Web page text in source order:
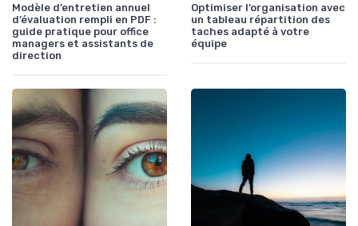
Modèle d’entretien annuel
d’évaluation rempli en PDF :
guide pratique pour office
managers et assistants de
direction
Optimiser l’organisation avec
un tableau répartition des
taches adapté à votre
équipe